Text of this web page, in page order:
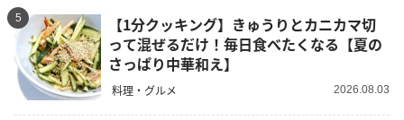
5
【1分クッキング】きゅうりとカニカマ切
って混ぜるだけ！毎日食べたくなる【夏の
さっぱり中華和え】
料理・グルメ 2026.08.03